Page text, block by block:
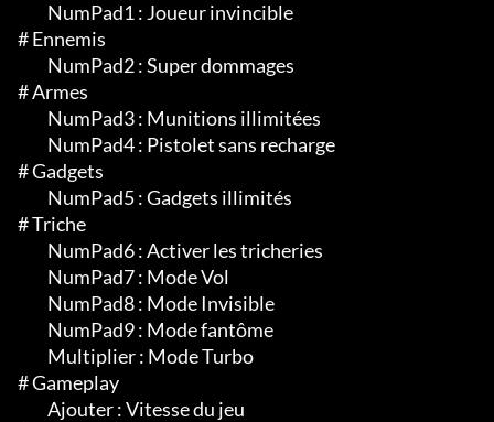
# Ennemis
# Armes
# Gadgets
# Triche
# Gameplay